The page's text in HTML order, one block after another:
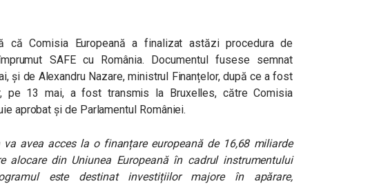
că Comisia Europeană a finalizat astăzi procedura de
SAFE cu România. Documentul fusese semnat
și de Alexandru Nazare, ministrul Finanțelor, după ce a fost
pe 13 mai, a fost transmis la Bruxelles, către Comisia
aprobat și de Parlamentul României.
va avea acces la o finanțare europeană de 16,68 miliarde
alocare din Uniunea Europeană în cadrul instrumentului
este destinat investițiilor majore în apărare,